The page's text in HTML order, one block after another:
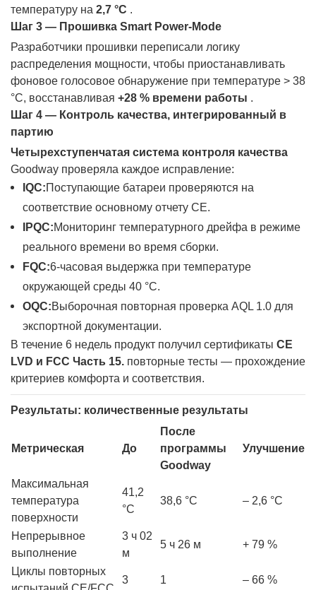
температуру на 2,7 °C .
Шаг 3 — Прошивка Smart Power-Mode
Разработчики прошивки переписали логику
распределения мощности, чтобы приостанавливать
фоновое голосовое обнаружение при температуре > 38
°C, восстанавливая +28 % времени работы .
Шаг 4 — Контроль качества, интегрированный в
партию
Четырехступенчатая система контроля качества
Goodway проверяла каждое исправление:
IQC:Поступающие батареи проверяются на
соответствие основному отчету CE.
IPQC:Мониторинг температурного дрейфа в режиме
реального времени во время сборки.
FQC:6-часовая выдержка при температуре
окружающей среды 40 °C.
OQC:Выборочная повторная проверка AQL 1.0 для
экспортной документации.
В течение 6 недель продукт получил сертификаты CE
LVD и FCC Часть 15. повторные тесты — прохождение
критериев комфорта и соответствия.
Результаты: количественные результаты
Метрическая До
После
программы
Goodway
Улучшение
Максимальная
температура
поверхности
41,2
°С
38,6 °С – 2,6 °С
Непрерывное
выполнение
3 ч 02
м
5 ч 26 м + 79 %
Циклы повторных
3 1 – 66 %